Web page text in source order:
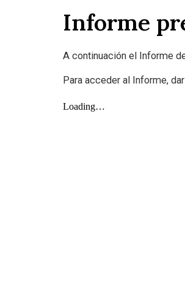
Informe
A continuación el Informe
Para acceder al Informe,